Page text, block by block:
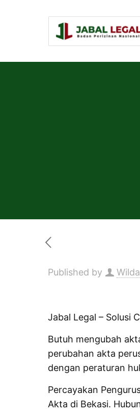
Published by
Jabal Legal – Solusi
Butuh mengubah
perubahan akta
dengan peraturan
Percayakan
Akta di Bekasi.